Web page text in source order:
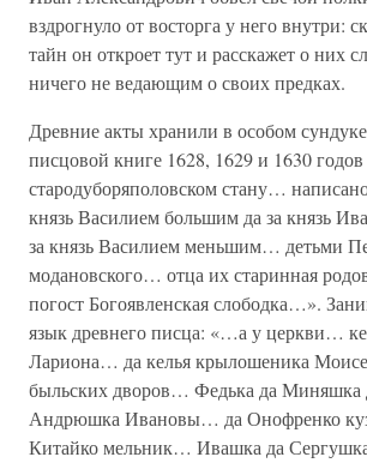
вздрогнуло от восторга у него внутри:
тайн он откроет тут и расскажет о них
ничего не ведающим о своих предках.
Древние акты хранили в особом
писцовой книге 1628, 1629 и 1630 годов
стародуборяполовском стану…
князь Василием большим да за князь
за князь Василием меньшим… детьми
модановского… отца их старинная
погост Богоявленская слободка…».
язык древнего писца: «…а у церкви…
Лариона… да келья крылошеника
быльских дворов… Федька да Миняшка
Андрюшка Ивановы… да Онофренко
Китайко мельник… Ивашка да